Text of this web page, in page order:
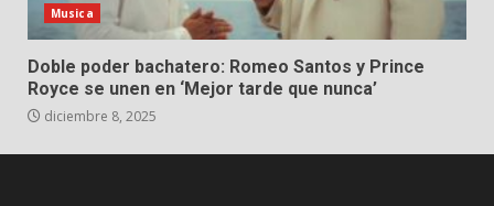
Musica
Doble poder bachatero: Romeo Santos y Prince
Royce se unen en ‘Mejor tarde que nunca’
diciembre 8, 2025